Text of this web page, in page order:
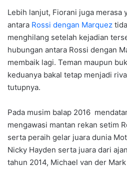
Lebih lanjut, Fiorani juga merasa
antara Rossi dengan Marquez
menghilang setelah kejadian
hubungan antara Rossi dengan
membaik lagi. Teman maupun
keduanya bakal tetap menjadi
tutupnya.
Pada musim balap 2016
mengawasi mantan rekan setim
serta peraih gelar juara dunia
Nicky Hayden serta juara dari
tahun 2014, Michael van der